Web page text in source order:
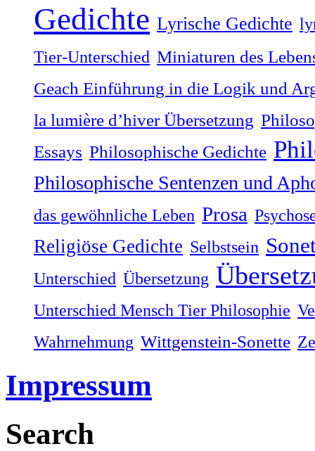
Gedichte Lyrische Gedichte
Tier-Unterschied Miniaturen des
Geach Einführung in die Logik und
la lumière dʼhiver Übersetzung
Essays Philosophische Gedichte
Philosophische Sentenzen und
das gewöhnliche Leben Prosa
Religiöse Gedichte Selbstsein
Unterschied Übersetzung
Unterschied Mensch Tier Philosophie
Wahrnehmung Wittgenstein-Sonette
Impressum
Search